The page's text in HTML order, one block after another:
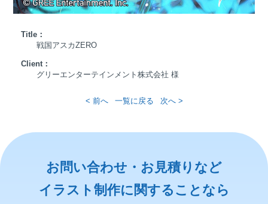
Title：
戦国アスカZERO
Client：
グリーエンターテインメント株式会社 様
< 前へ 一覧に戻る 次へ >
お問い合わせ・お見積りなど
イラスト制作に関することなら